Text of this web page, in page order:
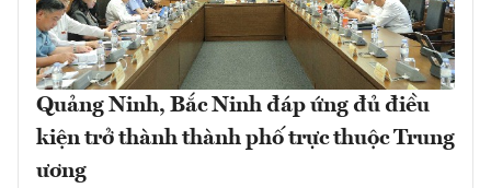
Quảng Ninh, Bắc Ninh đáp ứng đủ điều
kiện trở thành thành phố trực thuộc Trung
ương